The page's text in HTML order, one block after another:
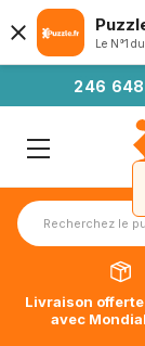
246 648
Livraison
avec
Le N°1